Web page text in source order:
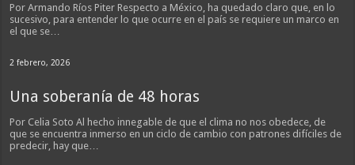
Por Armando Ríos Piter Respecto a México, ha quedado claro que, en lo
sucesivo, para entender lo que ocurre en el país se requiere un marco en
el que se…
2 febrero, 2026
Una soberanía de 48 horas
Por Celia Soto Al hecho innegable de que el clima no nos obedece, de
que se encuentra inmerso en un ciclo de cambio con patrones difíciles de
predecir, hay que…